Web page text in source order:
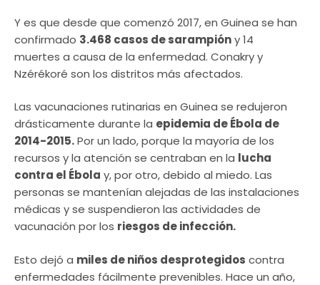
Y es que desde que comenzó 2017, en Guinea se han
confirmado 3.468 casos de sarampióny 14
muertes a causa de la enfermedad. Conakry y
Nzérékoré son los distritos más afectados.
Las vacunaciones rutinarias en Guinea se redujeron
drásticamente durante la epidemia de Ébola de
2014-2015.Por un lado, porque la mayoría de los
recursos y la atención se centraban en la lucha
contra el Ébola y, por otro, debido al miedo. Las
personas se mantenían alejadas de las instalaciones
médicas y se suspendieron las actividades de
vacunación por los riesgos de infección.
Esto dejó a miles de niños desprotegidos contra
enfermedades fácilmente prevenibles. Hace un año,